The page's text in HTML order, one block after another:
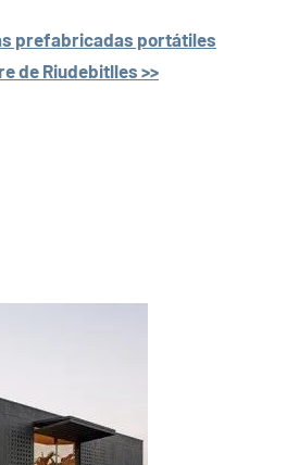
prefabricadas portátiles
de Riudebitlles >>